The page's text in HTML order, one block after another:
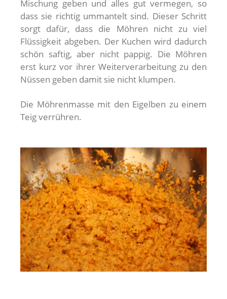
Mischung geben und alles gut vermegen, so
dass sie richtig ummantelt sind. Dieser Schritt
sorgt dafür, dass die Möhren nicht zu viel
Flüssigkeit abgeben. Der Kuchen wird dadurch
schön saftig, aber nicht pappig. Die Möhren
erst kurz vor ihrer Weiterverarbeitung zu den
Nüssen geben damit sie nicht klumpen.
Die Möhrenmasse mit den Eigelben zu einem
Teig verrühren.